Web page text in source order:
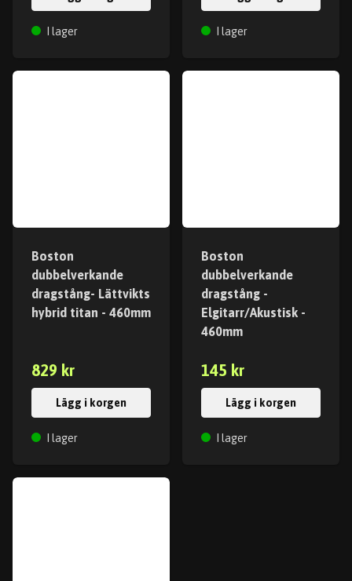
I lager I lager
Boston
dubbelverkande
dragstång- Lättvikts
hybrid titan - 460mm
829 kr
Lägg i korgen
I lager
Boston
dubbelverkande
dragstång -
Elgitarr/Akustisk -
460mm
145 kr
Lägg i korgen
I lager